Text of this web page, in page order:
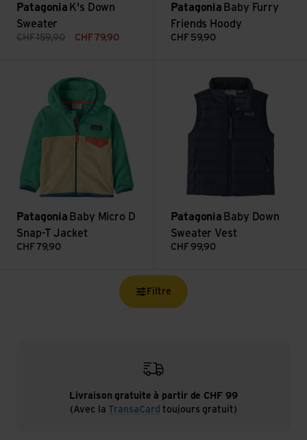
Patagonia K's Down
Sweater
CHF159,90 CHF 79,90
Patagonia Baby Furry
Friends Hoody
CHF 59,90
Patagonia Baby Micro D
Snap-T Jacket
CHF 79,90
Patagonia Baby Down
Sweater Vest
CHF 99,90
Filtre
Livraison gratuite à partir de CHF 99
(Avec la TransaCard toujours gratuit)